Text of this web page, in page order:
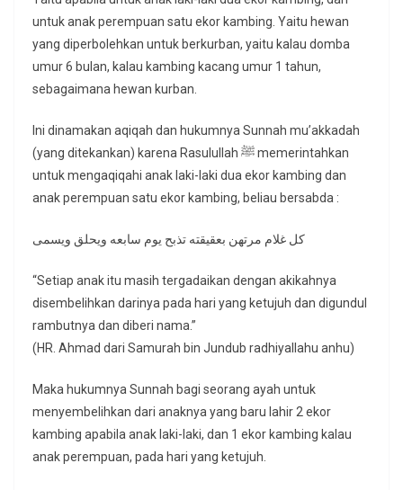
untuk anak perempuan satu ekor kambing. Yaitu hewan
yang diperbolehkan untuk berkurban, yaitu kalau domba
umur 6 bulan, kalau kambing kacang umur 1 tahun,
sebagaimana hewan kurban.
Ini dinamakan aqiqah dan hukumnya Sunnah mu’akkadah
(yang ditekankan) karena Rasulullah ﷺ memerintahkan
untuk mengaqiqahi anak laki-laki dua ekor kambing dan
anak perempuan satu ekor kambing, beliau bersabda :
كل غلام مرتهن بعقيقته تذبح يوم سابعه ويحلق ويسمى
“Setiap anak itu masih tergadaikan dengan akikahnya
disembelihkan darinya pada hari yang ketujuh dan digundul
rambutnya dan diberi nama.”
(HR. Ahmad dari Samurah bin Jundub radhiyallahu anhu)
Maka hukumnya Sunnah bagi seorang ayah untuk
menyembelihkan dari anaknya yang baru lahir 2 ekor
kambing apabila anak laki-laki, dan 1 ekor kambing kalau
anak perempuan, pada hari yang ketujuh.